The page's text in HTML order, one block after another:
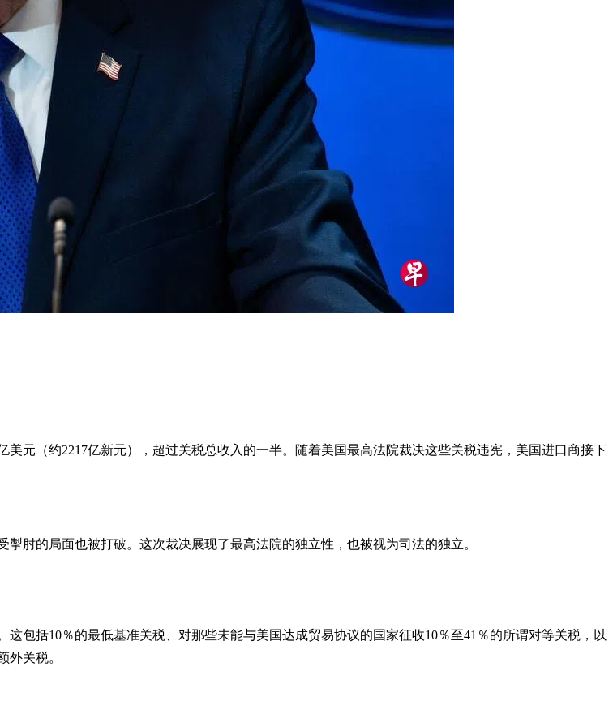
元（约2217亿新元），超过关税总收入的一半。随着美国最高法院裁决这些关税违宪，美国进口商接下
肘的局面也被打破。这次裁决展现了最高法院的独立性，也被视为司法的独立。
包括10％的最低基准关税、对那些未能与美国达成贸易协议的国家征收10％至41％的所谓对等关税，以
外关税。